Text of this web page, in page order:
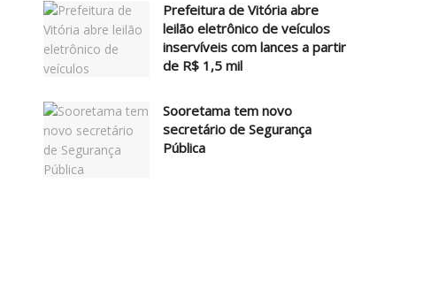
Prefeitura de Vitória abre
leilão eletrônico de veículos
inservíveis com lances a partir
de R$ 1,5 mil
Sooretama tem novo
secretário de Segurança
Pública